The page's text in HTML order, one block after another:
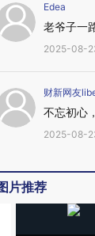
Edea
老爷子一
2025-08-
财新网友
不忘初心
2025-08-
片推荐